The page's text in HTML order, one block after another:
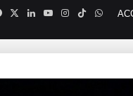
Facebook
X LinkedinYouTubeInstagram
TikTok